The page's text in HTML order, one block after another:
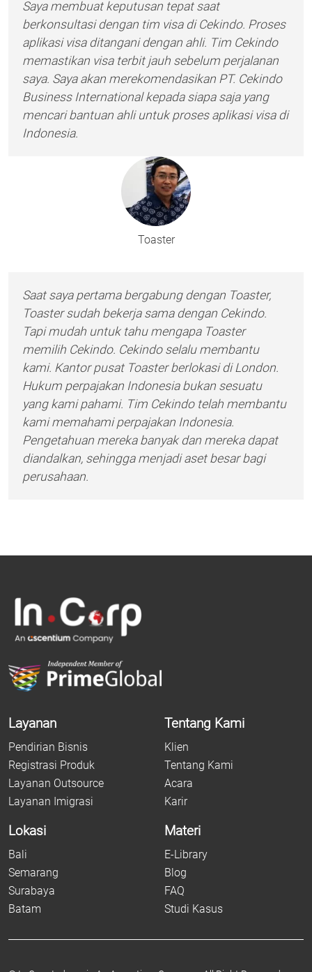
Saya membuat keputusan tepat saat
berkonsultasi dengan tim visa di Cekindo. Proses
aplikasi visa ditangani dengan ahli. Tim Cekindo
memastikan visa terbit jauh sebelum perjalanan
saya. Saya akan merekomendasikan PT. Cekindo
Business International kepada siapa saja yang
mencari bantuan ahli untuk proses aplikasi visa di
Indonesia.
Toaster
Saat saya pertama bergabung dengan Toaster,
Toaster sudah bekerja sama dengan Cekindo.
Tapi mudah untuk tahu mengapa Toaster
memilih Cekindo. Cekindo selalu membantu
kami. Kantor pusat Toaster berlokasi di London.
Hukum perpajakan Indonesia bukan sesuatu
yang kami pahami. Tim Cekindo telah membantu
kami memahami perpajakan Indonesia.
Pengetahuan mereka banyak dan mereka dapat
diandalkan, sehingga menjadi aset besar bagi
perusahaan.
Layanan
Pendirian Bisnis
Registrasi Produk
Layanan Outsource
Layanan Imigrasi
Tentang Kami
Klien
Tentang Kami
Acara
Karir
Lokasi
Bali
Semarang
Surabaya
Batam
Materi
E-Library
Blog
FAQ
Studi Kasus